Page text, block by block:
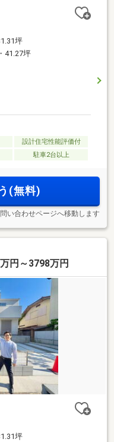
坪
41.27坪
設計住宅性能評価付
駐車2台以上
(無料)
い合わせページへ移動します
円～3798万円
坪